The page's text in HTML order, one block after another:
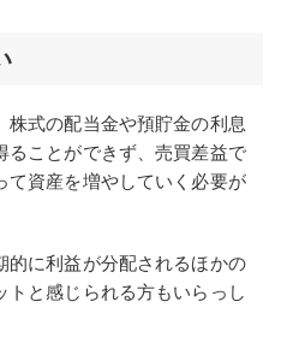
株式の配当金や預貯金の利息
ることができず、売買差益で
て資産を増やしていく必要が
的に利益が分配されるほかの
と感じられる方もいらっし